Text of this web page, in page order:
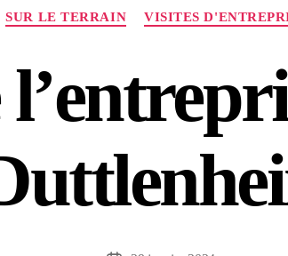
SUR LE TERRAIN VISITES